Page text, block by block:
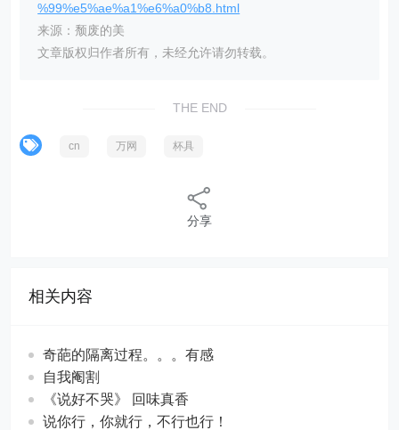
%99%e5%ae%a1%e6%a0%b8.html
来源：颓废的美
文章版权归作者所有，未经允许请勿转载。
THE END
cn 万网 杯具
分享
相关内容
奇葩的隔离过程。。。有感
自我阉割
《说好不哭》 回味真香
说你行，你就行，不行也行！